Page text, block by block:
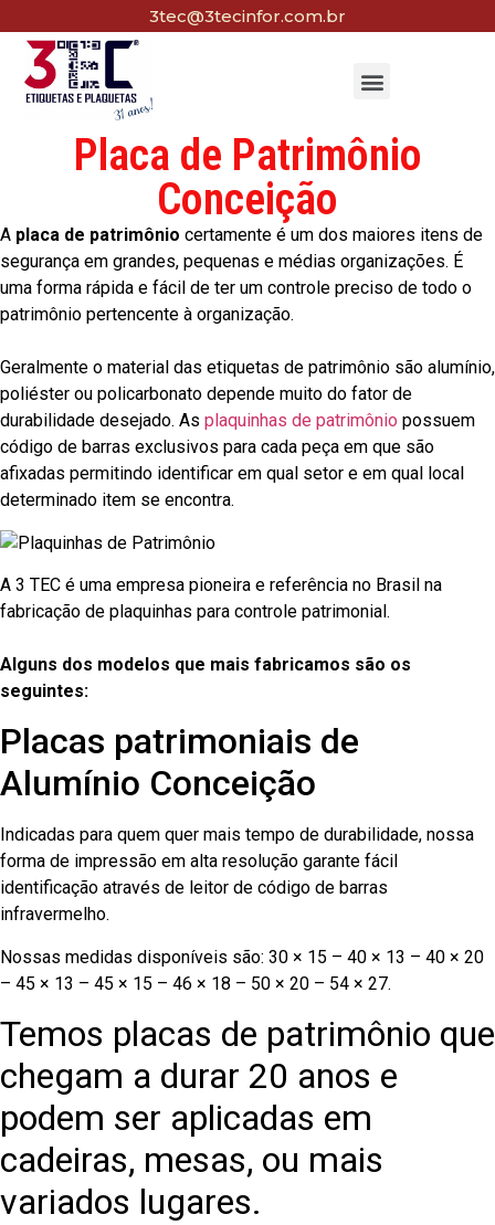
3tec@3tecinfor.com.br
Placa de Patrimônio
Conceição
A placa de patrimônio certamente é um dos maiores itens de
segurança em grandes, pequenas e médias organizações. É
uma forma rápida e fácil de ter um controle preciso de todo o
patrimônio pertencente à organização.
Geralmente o material das etiquetas de patrimônio são alumínio,
poliéster ou policarbonato depende muito do fator de
durabilidade desejado. As plaquinhas de patrimônio possuem
código de barras exclusivos para cada peça em que são
afixadas permitindo identificar em qual setor e em qual local
determinado item se encontra.
A 3 TEC é uma empresa pioneira e referência no Brasil na
fabricação de plaquinhas para controle patrimonial.
Alguns dos modelos que mais fabricamos são os
seguintes:
Placas patrimoniais de
Alumínio Conceição
Indicadas para quem quer mais tempo de durabilidade, nossa
forma de impressão em alta resolução garante fácil
identificação através de leitor de código de barras
infravermelho.
Nossas medidas disponíveis são: 30 × 15 – 40 × 13 – 40 × 20
– 45 × 13 – 45 × 15 – 46 × 18 – 50 × 20 – 54 × 27.
Temos placas de patrimônio que
chegam a durar 20 anos e
podem ser aplicadas em
cadeiras, mesas, ou mais
variados lugares.